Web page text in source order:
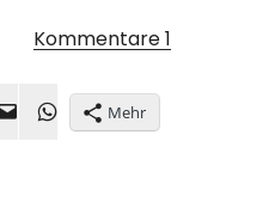
Kommentare1
Mehr